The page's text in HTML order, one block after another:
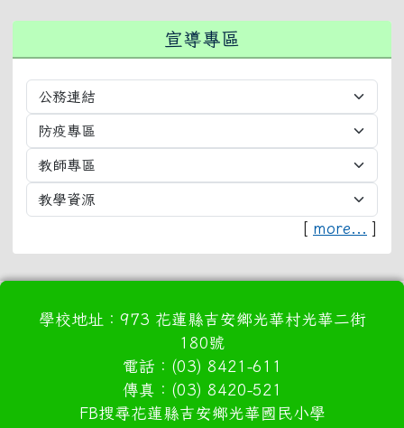
宣導專區
[ more... ]
學校地址：973 花蓮縣吉安鄉光華村光華二街
180號
電話：(03) 8421-611
傳真：(03) 8420-521
FB搜尋花蓮縣吉安鄉光華國民小學